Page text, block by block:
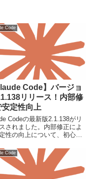
Code
Code】バージョ
リリース！内部修
安定性向上
Codeの最新版2.1.138がリ
されました。内部修正によ
性の向上について、初心者
Code